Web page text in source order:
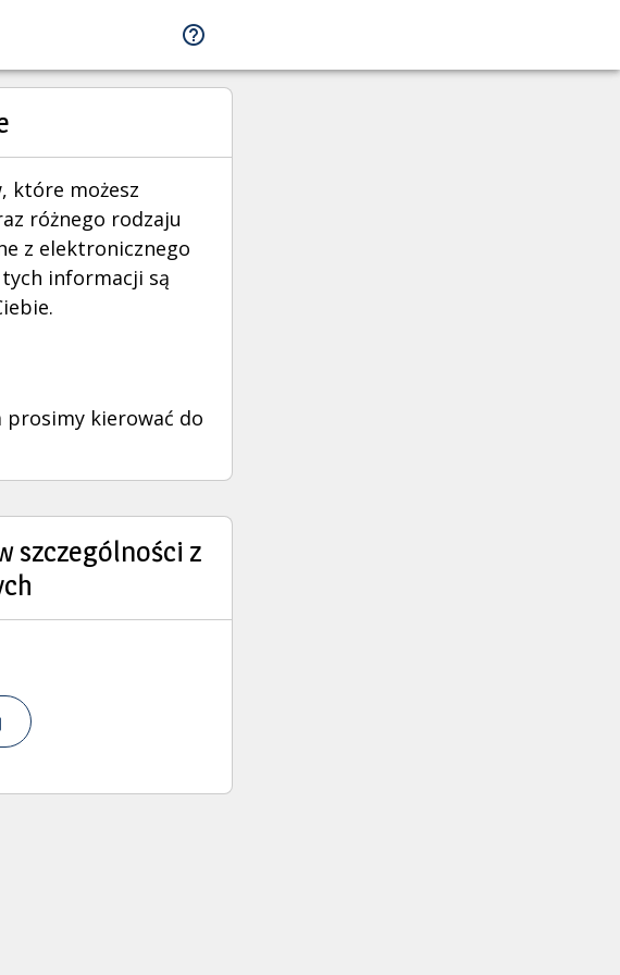
które możesz
różnego rodzaju
z elektronicznego
informacji są
prosimy kierować do
szczególności z